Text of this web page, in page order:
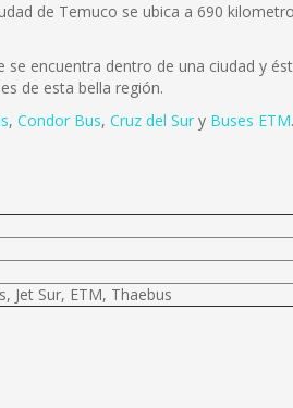
de Temuco se ubica a 690
encuentra dentro de una ciudad y
de esta bella región.
, Condor Bus, Cruz del Sur y Buses ETM.
Jet Sur, ETM, Thaebus